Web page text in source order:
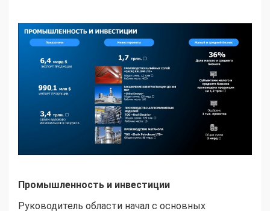
Промышленность и инвестиции
Руководитель области начал с основных